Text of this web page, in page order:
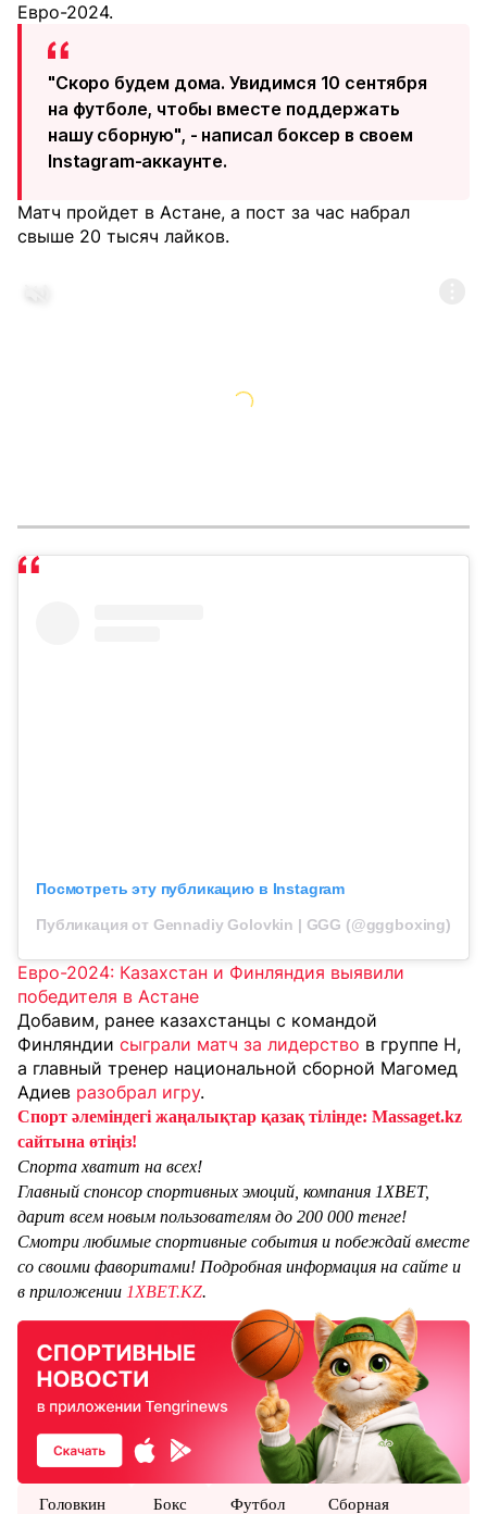
Евро-2024.
"Скоро будем дома. Увидимся 10 сентября
на футболе, чтобы вместе поддержать
нашу сборную", - написал боксер в своем
Instagram-аккаунте.
Матч пройдет в Астане, а пост за час набрал
свыше 20 тысяч лайков.
Посмотреть эту публикацию в Instagram
Публикация от Gennadiy Golovkin | GGG (@gggboxing)
Евро-2024: Казахстан и Финляндия выявили
победителя в Астане
Добавим, ранее казахстанцы с командой
Финляндии сыграли матч за лидерство в группе Н,
а главный тренер национальной сборной Магомед
Адиев разобрал игру.
Спорт әлеміндегі жаңалықтар қазақ тілінде: Massaget.kz
сайтына өтіңіз!
Спорта хватит на всех!
Главный спонсор спортивных эмоций, компания 1XBET,
дарит всем новым пользователям до 200 000 тенге!
Смотри любимые спортивные события и побеждай вместе
со своими фаворитами! Подробная информация на сайте и
в приложении 1XBET.KZ.
Головкин
Бокс Футбол
Сборная